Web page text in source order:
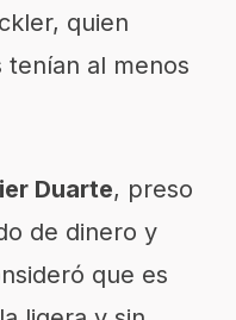
quien
al menos
Duarte, preso
de dinero y
que es